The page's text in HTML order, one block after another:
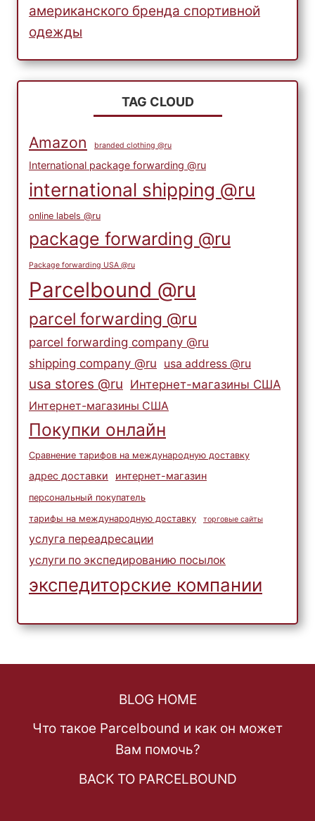
американского бренда спортивной
одежды
TAG CLOUD
Amazon branded clothing @ru
International package forwarding @ru
international shipping @ru
online labels @ru
package forwarding @ru
Package forwarding USA @ru
Parcelbound @ru
parcel forwarding @ru
parcel forwarding company @ru
shipping company @ru
usa address @ru
usa stores @ru Интернет-магазины США
Интернет-магазины США
Покупки онлайн
Сравнение тарифов на международную доставку
адрес доставки интернет-магазин
персональный покупатель
тарифы на международную доставку
торговые сайты
услуга переадресации
услуги по экспедированию посылок
экспедиторские компании
BLOG HOME
Что такое Parcelbound и как он может
Вам помочь?
BACK TO PARCELBOUND